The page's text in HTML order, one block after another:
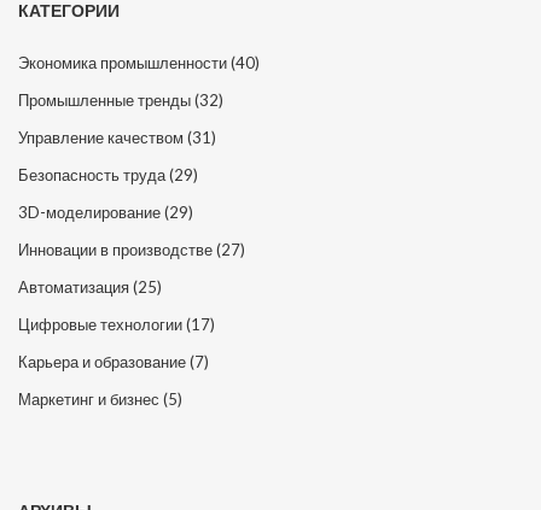
КАТЕГОРИИ
Экономика промышленности(40)
Промышленные тренды(32)
Управление качеством (31)
Безопасность труда(29)
3D-моделирование(29)
Инновации в производстве(27)
Автоматизация(25)
Цифровые технологии(17)
Карьера и образование(7)
Маркетинг и бизнес (5)